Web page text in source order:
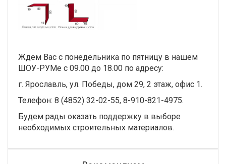
Ждем Вас с понедельника по пятницу в нашем
ШОУ-РУМе с 09.00 до 18.00 по адресу:
г. Ярославль, ул. Победы, дом 29, 2 этаж, офис 1.
Телефон: 8 (4852) 32-02-55, 8-910-821-4975.
Будем рады оказать поддержку в выборе
необходимых строительных материалов.